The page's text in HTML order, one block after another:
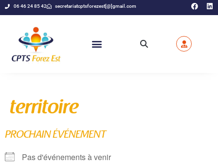
06 46 24 85 42 secretariatcptsforezest[@]gmail.com
territoire
PROCHAIN ÉVÉNEMENT
Pas d'événements à venir